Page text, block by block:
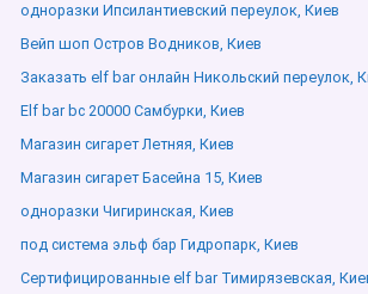
одноразки Ипсилантиевский переулок, Киев
Вейп шоп Остров Водников, Киев
Заказать elf bar онлайн Никольский переулок,
Elf bar bc 20000 Самбурки, Киев
Магазин сигарет Летняя, Киев
Магазин сигарет Басейна 15, Киев
одноразки Чигиринская, Киев
под система эльф бар Гидропарк, Киев
Сертифицированные elf bar Тимирязевская,